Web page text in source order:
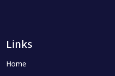
Links
Home